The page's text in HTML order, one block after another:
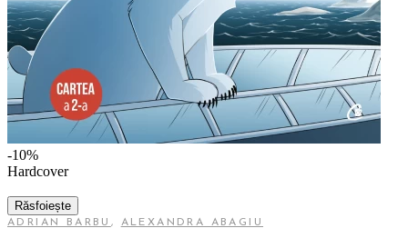
-10%
Hardcover
Răsfoiește
ADRIAN BARBU , ALEXANDRA ABAGIU